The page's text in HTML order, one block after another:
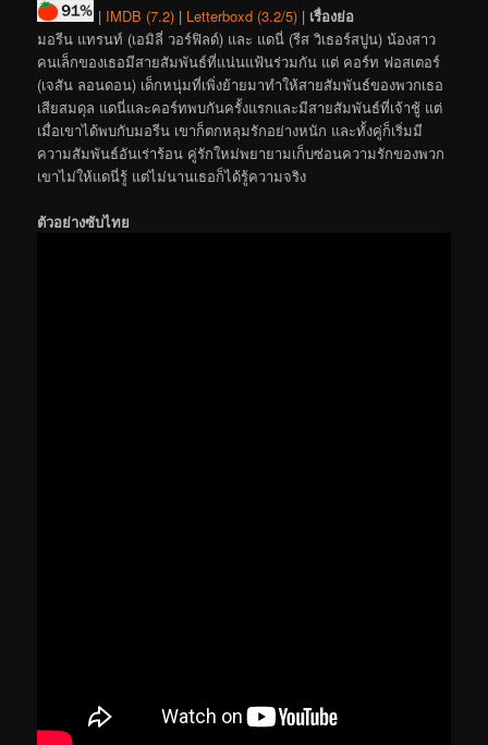
| IMDB (7.2) | Letterboxd (3.2/5) | เรื่องย่อ
มอรีน แทรนท์ (เอมิลี่ วอร์ฟิลด์) และ แดนี่ (รีส วิเธอร์สปูน) น้องสาว
คนเล็กของเธอมีสายสัมพันธ์ที่แน่นแฟ้นร่วมกัน แต่ คอร์ท ฟอสเตอร์
(เจสัน ลอนดอน) เด็กหนุ่มที่เพิ่งย้ายมาทำให้สายสัมพันธ์ของพวกเธอ
เสียสมดุล แดนี่และคอร์ทพบกันครั้งแรกและมีสายสัมพันธ์ที่เจ้าชู้ แต่
เมื่อเขาได้พบกับมอรีน เขาก็ตกหลุมรักอย่างหนัก และทั้งคู่ก็เริ่มมี
ความสัมพันธ์อันเร่าร้อน คู่รักใหม่พยายามเก็บซ่อนความรักของพวก
เขาไม่ให้แดนี่รู้ แต่ไม่นานเธอก็ได้รู้ความจริง
ตัวอย่างซับไทย